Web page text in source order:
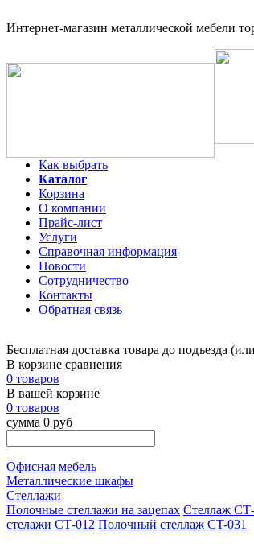
Интернет-магазин металлической мебели
Как выбрать
Каталог
Корзина
О компании
Прайс-лист
Услуги
Справочная информация
Новости
Сотрудничество
Контакты
Обратная связь
Бесплатная доставка товара до подъезда
В корзине сравнения
0 товаров
В вашей корзине
0 товаров
сумма 0 руб
Офисная мебель
Металлические шкафы
Стеллажи
Полочные стеллажи на зацепах Стеллаж
стелажи СТ-012 Полочный стеллаж CT-031